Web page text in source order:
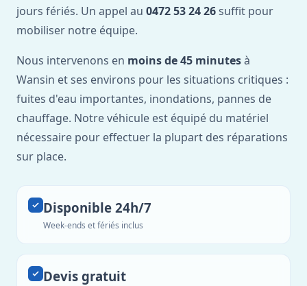
jours fériés. Un appel au 0472 53 24 26 suffit pour
mobiliser notre équipe.
Nous intervenons en moins de 45 minutesà
Wansin et ses environs pour les situations critiques :
fuites d'eau importantes, inondations, pannes de
chauffage. Notre véhicule est équipé du matériel
nécessaire pour effectuer la plupart des réparations
sur place.
Disponible 24h/7
Week-ends et fériés inclus
Devis gratuit